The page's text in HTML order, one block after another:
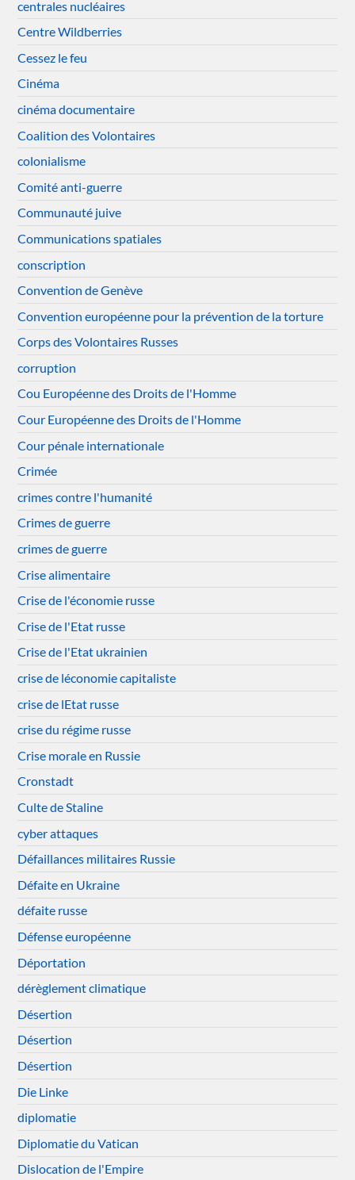
centrales nucléaires
Centre Wildberries
Cessez le feu
Cinéma
cinéma documentaire
Coalition des Volontaires
colonialisme
Comité anti-guerre
Communauté juive
Communications spatiales
conscription
Convention de Genève
Convention européenne pour la prévention de la torture
Corps des Volontaires Russes
corruption
Cou Européenne des Droits de l'Homme
Cour Européenne des Droits de l'Homme
Cour pénale internationale
Crimée
crimes contre l'humanité
Crimes de guerre
crimes de guerre
Crise alimentaire
Crise de l'économie russe
Crise de l'Etat russe
Crise de l'Etat ukrainien
crise de léconomie capitaliste
crise de lEtat russe
crise du régime russe
Crise morale en Russie
Cronstadt
Culte de Staline
cyber attaques
Défaillances militaires Russie
Défaite en Ukraine
défaite russe
Défense européenne
Déportation
dérèglement climatique
Désertion
Désertion
Désertion
Die Linke
diplomatie
Diplomatie du Vatican
Dislocation de l'Empire